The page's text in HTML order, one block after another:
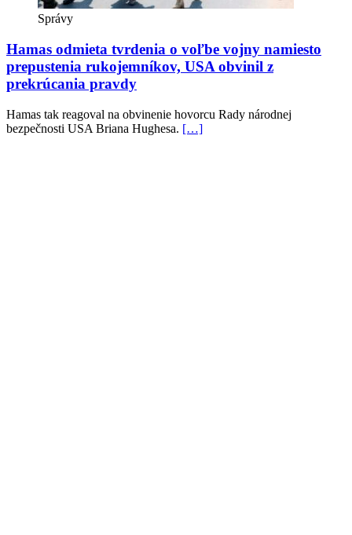
Správy
Hamas odmieta tvrdenia o voľbe vojny namiesto
prepustenia rukojemníkov, USA obvinil z
prekrúcania pravdy
Hamas tak reagoval na obvinenie hovorcu Rady národnej
bezpečnosti USA Briana Hughesa. […]